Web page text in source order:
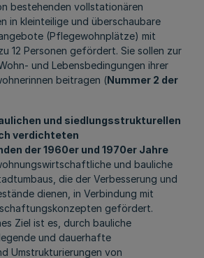
bestehenden vollstationären
in kleinteilige und überschaubare
(Pflegewohnplätze) mit
12 Personen gefördert. Sie sollen zur
und Lebensbedingungen ihrer
beitragen (Nummer 2 der
und siedlungsstrukturellen
verdichteten
der 1960er und 1970er Jahre
und bauliche
die der Verbesserung und
dienen, in Verbindung mit
gefördert.
Ziel ist es, durch bauliche
und dauerhafte
Umstrukturierungen von